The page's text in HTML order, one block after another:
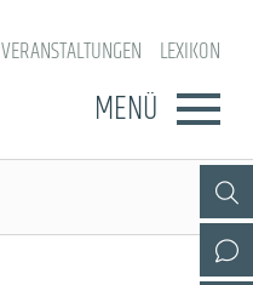
VERANSTALTUNGEN LEXIKON
MENÜ